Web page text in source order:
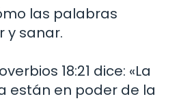
las palabras
y sanar.
18:21 dice: «La
están en poder de la